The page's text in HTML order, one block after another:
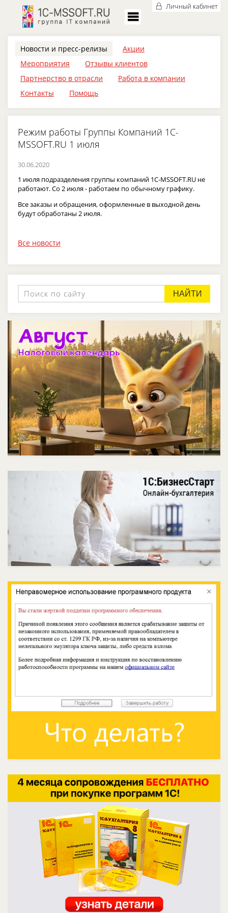
Личный кабинет
Новости и пресс-релизы
Акции
Мероприятия
Отзывы клиентов
Партнерство в отрасли
Работа в компании
Контакты
Помощь
Режим работы Группы Компаний 1C-
MSSOFT.RU 1 июля
30.06.2020
1 июля подразделения группы компаний 1C-MSSOFT.RU не
работают. Со 2 июля - работаем по обычному графику.
Все заказы и обращения, оформленные в выходной день
будут обработаны 2 июля.
Все новости
НАЙТИ